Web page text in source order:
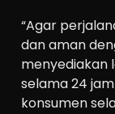
“Agar
dan aman
menyediakan
selama 24
konsumen